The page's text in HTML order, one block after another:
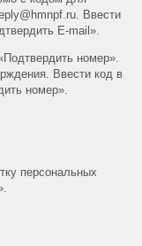
Ввести
E-mail».
номер».
Ввести код в
номер».
персональных